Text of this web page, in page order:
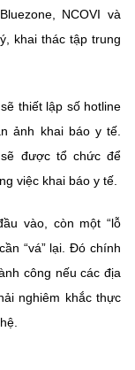
NCOVI và
khai thác tập trung
thiết lập số hotline
ảnh khai báo y tế.
được tổ chức để
việc khai báo y tế.
vào, còn một “lỗ
“vá” lại. Đó chính
công nếu các địa
nghiêm khắc thực